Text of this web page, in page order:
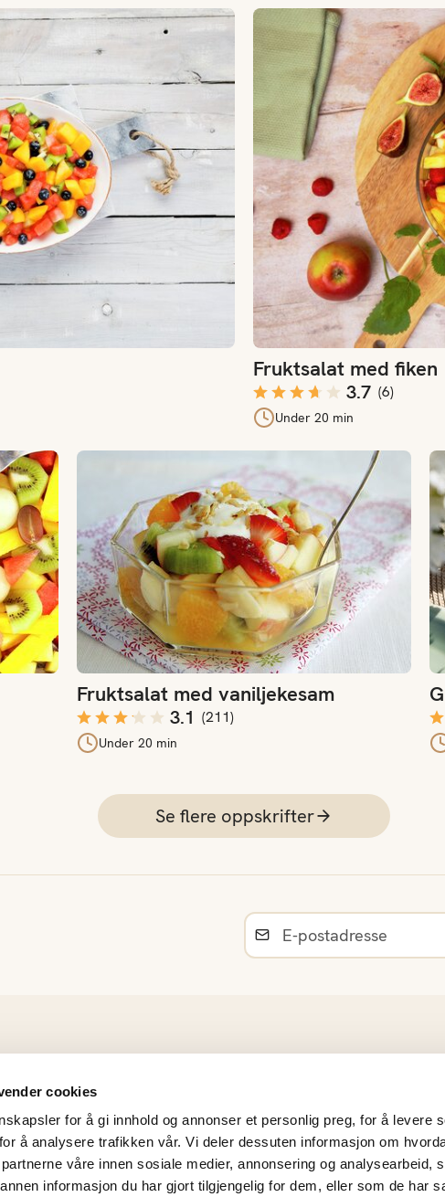
cookies
for å gi innhold og annonser et personlig preg, for å levere
å analysere trafikken vår. Vi deler dessuten informasjon om
våre innen sosiale medier, annonsering og analysearbeid,
informasjon du har gjort tilgjengelig for dem, eller som de har
Fruktsalat med fiken
3.7 (6)
Under 20 min
Fruktsalat med fiken
Fruktsalat med vaniljekesam
3.1 (211)
Under 20 min
Fruktsalat med vaniljekesam
Se flere oppskrifter
Materiell og bildearkiv
Frukt- og Grøntinnsikt
Personvernerklæring